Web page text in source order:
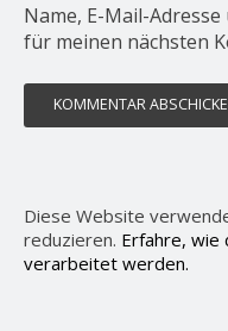
Name, E-Mail-
für meinen nächsten
Diese Website
reduzieren. Erfahre, wie
verarbeitet werden.